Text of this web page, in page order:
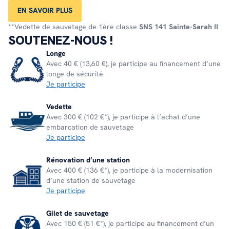
EN SAVOIR PLUS
**Vedette de sauvetage de 1ère classe SNS 141 Sainte-Sarah II
SOUTENEZ-NOUS !
Longe
Avec 40 € (13,60 €), je participe au financement d’une
longe de sécurité
Je participe
Vedette
Avec 300 € (102 €*), je participe à l’achat d’une
embarcation de sauvetage
Je participe
Rénovation d’une station
Avec 400 € (136 €*), je participe à la modernisation
d’une station de sauvetage
Je participe
Gilet de sauvetage
Avec 150 € (51 €*), je participe au financement d’un